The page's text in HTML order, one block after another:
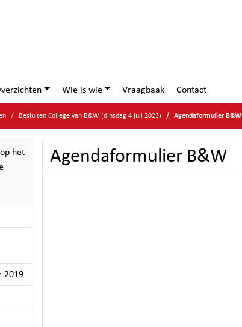
Wie is wie Vraagbaak Contact
Besluiten College van B&W (dinsdag 4 juli 2023) Agendaformulier B&W
het
2019
Agendaformulier B&W